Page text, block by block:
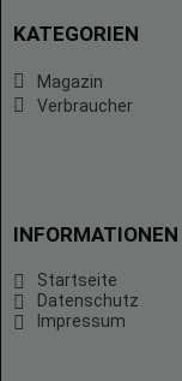
KATEGORIEN
Magazin
Verbraucher
INFORMATIONEN
Startseite
Datenschutz
Impressum